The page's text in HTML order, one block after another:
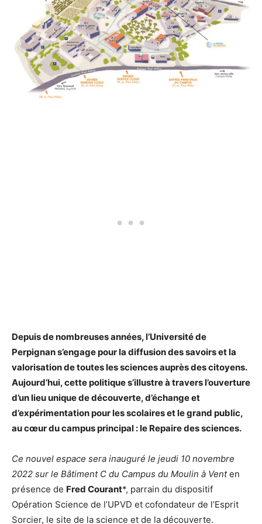
Depuis de nombreuses années, l’Université de
Perpignan s’engage pour la diffusion des savoirs et la
valorisation de toutes les sciences auprès des citoyens.
Aujourd’hui, cette politique s’illustre à travers l’ouverture
d’un lieu unique de découverte, d’échange et
d’expérimentation pour les scolaires et le grand public,
au cœur du campus principal : le Repaire des sciences.
Ce nouvel espace sera inauguré le jeudi 10 novembre
2022 sur le Bâtiment C du Campus du Moulin à Venten
présence de Fred Courant*, parrain du dispositif
Opération Science de l’UPVD et cofondateur de l’Esprit
Sorcier, le site de la science et de la découverte.